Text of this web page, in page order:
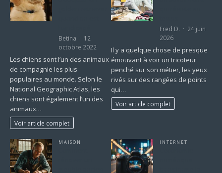
Betina
12
octobre 2022
Les chiens sont l’un des animaux
de compagnie les plus
populaires au monde. Selon le
National Geographic Atlas, les
chiens sont également l’un des
animaux…
Voir article complet
Fred D.
24 juin
2026
Il y a quelque chose de presque
émouvant à voir un tricoteur
penché sur son métier, les yeux
rivés sur des rangées de points
qui…
Voir article complet
MAISON INTERNET